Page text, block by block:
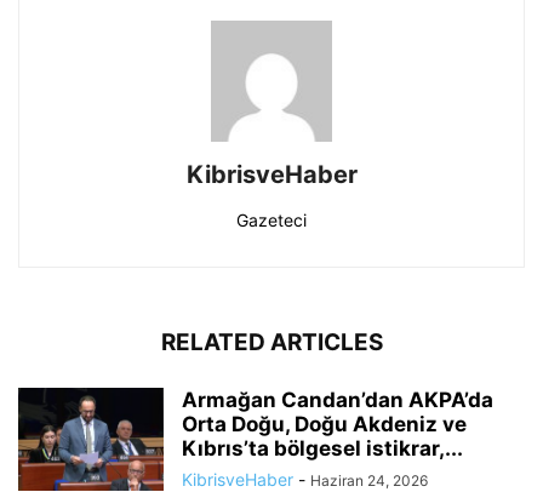
KibrisveHaber
Gazeteci
RELATED ARTICLES
Armağan Candan’dan AKPA’da
Orta Doğu, Doğu Akdeniz ve
Kıbrıs’ta bölgesel istikrar,...
KibrisveHaber - Haziran 24, 2026